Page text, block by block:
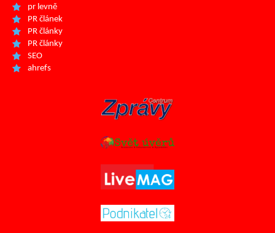
pr levně
PR článek
PR články
PR články
SEO
ahrefs